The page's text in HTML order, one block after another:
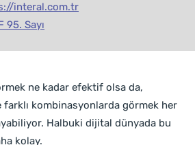
interal.com.tr
95. Sayı
ne kadar efektif olsa da,
kombinasyonlarda görmek her
Halbuki dijital dünyada bu
kolay.